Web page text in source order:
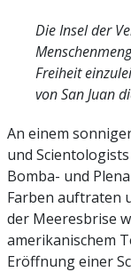
Die Insel der
Freiheit
von San Juan
An einem
und
Bomba- und
Farben auftraten
der Meeresbrise
amerikanischem
Eröffnung einer